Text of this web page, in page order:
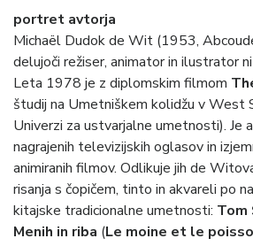
portret avtorja
Michaël Dudok de Wit (1953,
delujoči režiser, animator in ilustrator
Leta 1978 je z diplomskim filmom
študij na Umetniškem kolidžu v West
Univerzi za ustvarjalne umetnosti). Je
nagrajenih televizijskih oglasov in
animiranih filmov. Odlikuje jih de
risanja s čopičem, tinto in akvareli po
kitajske tradicionalne umetnosti: Tom
Menih in riba (Le moine et le